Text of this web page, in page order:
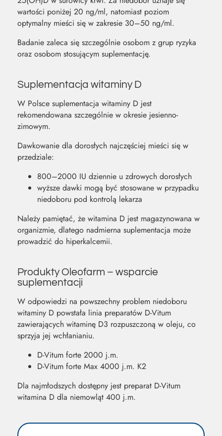
wartości poniżej 20 ng/ml, natomiast poziom
optymalny mieści się w zakresie 30–50 ng/ml.
Badanie zaleca się szczególnie osobom z grup ryzyka
oraz osobom stosującym suplementację.
Suplementacja witaminy D
W Polsce suplementacja witaminy D jest
rekomendowana szczególnie w okresie jesienno-
zimowym.
Dawkowanie dla dorosłych najczęściej mieści się w
przedziale:
800–2000 IU dziennie u zdrowych dorosłych
wyższe dawki mogą być stosowane w przypadku
niedoboru pod kontrolą lekarza
Należy pamiętać, że witamina D jest magazynowana w
organizmie, dlatego nadmierna suplementacja może
prowadzić do hiperkalcemii.
Produkty Oleofarm – wsparcie
suplementacji
W odpowiedzi na powszechny problem niedoboru
witaminy D powstała linia preparatów D-Vitum
zawierających witaminę D3 rozpuszczoną w oleju, co
sprzyja jej wchłanianiu.
D-Vitum forte 2000 j.m.
D-Vitum forte Max 4000 j.m. K2
Dla najmłodszych dostępny jest preparat D-Vitum
witamina D dla niemowląt 400 j.m.